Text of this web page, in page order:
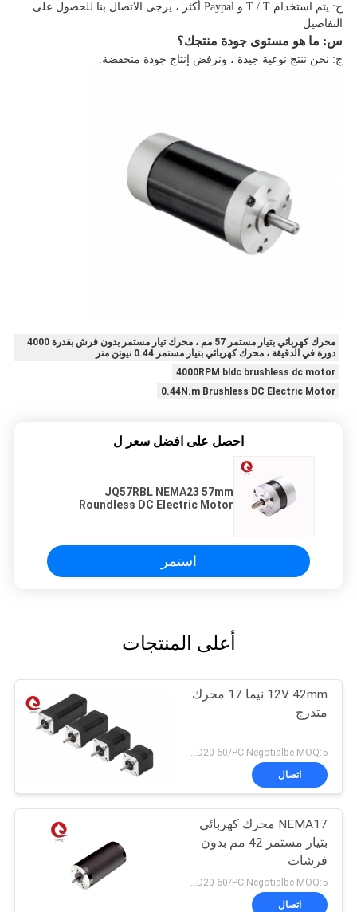
ج: يتم استخدام T / T و Paypal أكثر ، يرجى الاتصال بنا للحصول على
التفاصيل
س: ما هو مستوى جودة منتجك؟
ج: نحن ننتج نوعية جيدة ، ونرفض إنتاج جودة منخفضة.
محرك كهربائي بتيار مستمر 57 مم ، محرك تيار مستمر بدون فرش بقدرة 4000
دورة في الدقيقة ، محرك كهربائي بتيار مستمر 0.44 نيوتن متر
4000RPM bldc brushless dc motor
0.44N.m Brushless DC Electric Motor
احصل على افضل سعر ل
JQ57RBL NEMA23 57mm
Roundless DC Electric Motor
استمر
أعلى المنتجات
12V 42mm نيما 17 محرك
متدرج
USD20-60/PC Negotialbe MOQ:5 قطع
اتصال
NEMA17 محرك كهربائي
بتيار مستمر 42 مم بدون
فرشات
USD20-60/PC Negotialbe MOQ:5 قطع
اتصال